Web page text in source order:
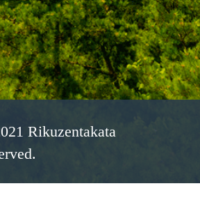
Rikuzentakata